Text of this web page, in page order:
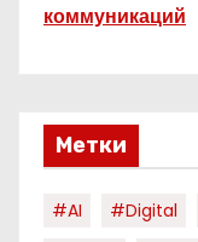
коммуникаций
Метки
#AI #digital